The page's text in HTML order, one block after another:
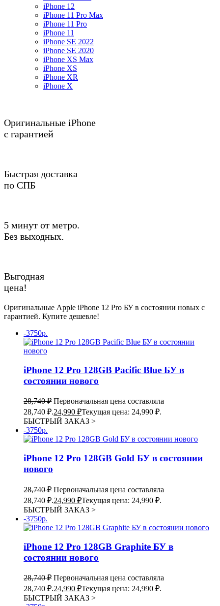
iPhone 12
iPhone 11 Pro Max
iPhone 11 Pro
iPhone 11
iPhone SE 2022
iPhone SE 2020
iPhone XS Max
iPhone XS
iPhone XR
iPhone X
Оригинальные iPhone
с гарантией
Быстрая доставка
по СПБ
5 минут от метро.
Без выходных.
Выгодная
цена!
Оригинальные Apple iPhone 12 Pro БУ в состоянии новых с
гарантией. Купите дешевле!
-3750р.
iPhone 12 Pro 128GB Pacific Blue БУ в
состоянии нового
28,740₽ Первоначальная цена составляла
28,740 ₽.24,990 ₽Текущая цена: 24,990 ₽.
БЫСТРЫЙ ЗАКАЗ >
-3750р.
iPhone 12 Pro 128GB Gold БУ в состоянии
нового
28,740₽ Первоначальная цена составляла
28,740 ₽.24,990 ₽Текущая цена: 24,990 ₽.
БЫСТРЫЙ ЗАКАЗ >
-3750р.
iPhone 12 Pro 128GB Graphite БУ в
состоянии нового
28,740₽ Первоначальная цена составляла
28,740 ₽.24,990 ₽Текущая цена: 24,990 ₽.
БЫСТРЫЙ ЗАКАЗ >